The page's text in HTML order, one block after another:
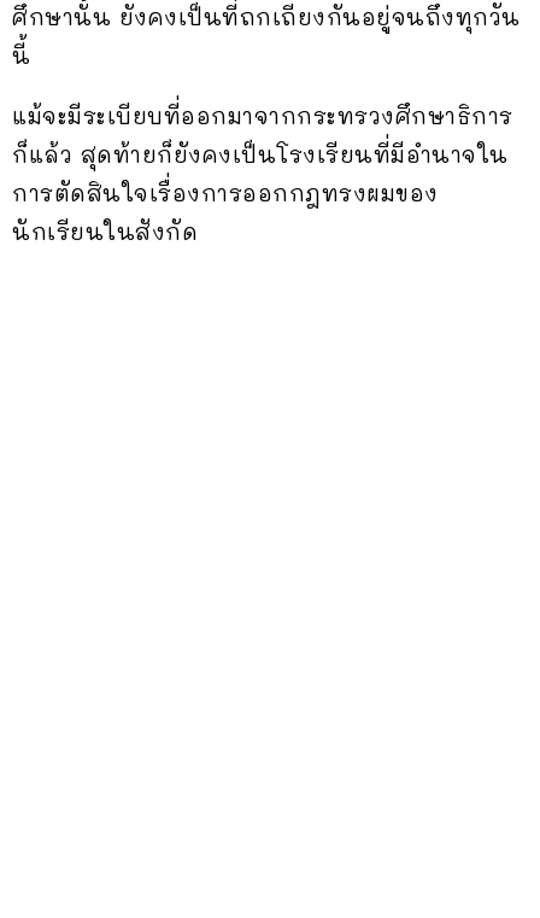
ศึกษานั้น ยังคงเป็นที่ถกเถียงกันอยู่จนถึงทุกวัน
นี้
แม้จะมีระเบียบที่ออกมาจากกระทรวงศึกษาธิการ
ก็แล้ว สุดท้ายก็ยังคงเป็นโรงเรียนที่มีอำนาจใน
การตัดสินใจเรื่องการออกกฎทรงผมของ
นักเรียนในสังกัด